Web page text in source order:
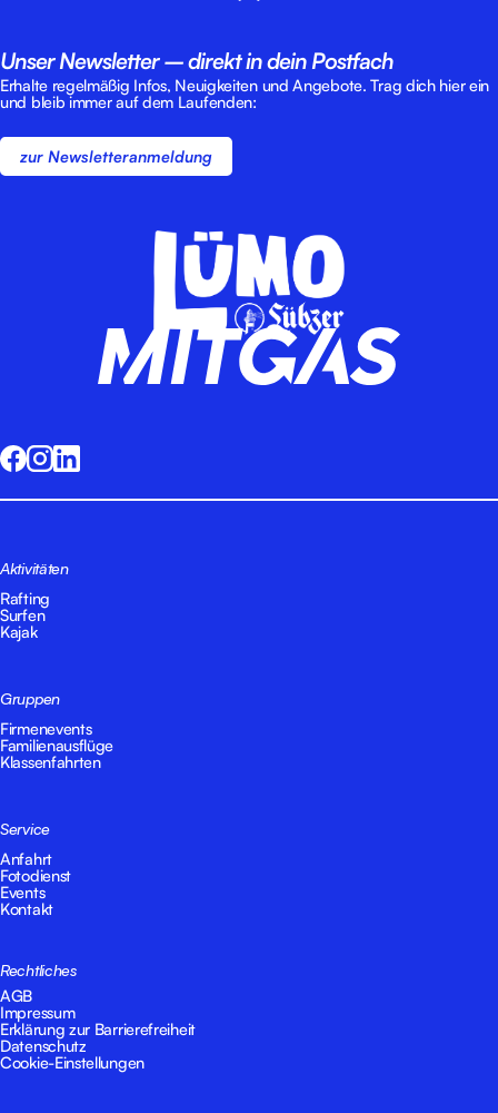
Unser Newsletter – direkt in dein Postfach
Erhalte regelmäßig Infos, Neuigkeiten und Angebote. Trag dich hier ein
und bleib immer auf dem Laufenden:
zur Newsletteranmeldung
Aktivitäten
Rafting
Surfen
Kajak
Gruppen
Firmenevents
Familienausflüge
Klassenfahrten
Service
Anfahrt
Fotodienst
Events
Kontakt
Rechtliches
AGB
Impressum
Erklärung zur Barrierefreiheit
Datenschutz
Cookie-Einstellungen